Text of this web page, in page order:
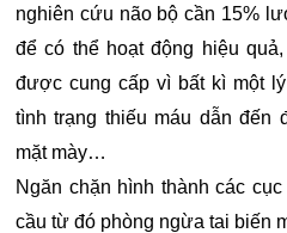
nghiên cứu não bộ cần 15%
để có thể hoạt động hiệu
được cung cấp vì bất kì một
tình trạng thiếu máu dẫn đến
mặt mày…
Ngăn chặn hình thành các
cầu từ đó phòng ngừa tai biến